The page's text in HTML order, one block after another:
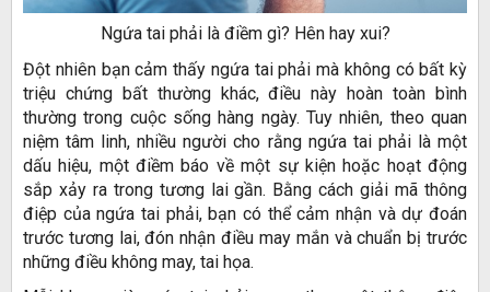
Ngứa tai phải là điềm gì? Hên hay xui?
Đột nhiên bạn cảm thấy ngứa tai phải mà không có bất kỳ
triệu chứng bất thường khác, điều này hoàn toàn bình
thường trong cuộc sống hàng ngày. Tuy nhiên, theo quan
niệm tâm linh, nhiều người cho rằng ngứa tai phải là một
dấu hiệu, một điềm báo về một sự kiện hoặc hoạt động
sắp xảy ra trong tương lai gần. Bằng cách giải mã thông
điệp của ngứa tai phải, bạn có thể cảm nhận và dự đoán
trước tương lai, đón nhận điều may mắn và chuẩn bị trước
những điều không may, tai họa.